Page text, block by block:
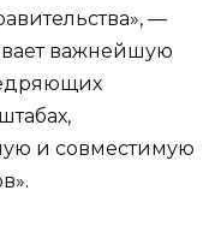
—
важнейшую
и совместимую